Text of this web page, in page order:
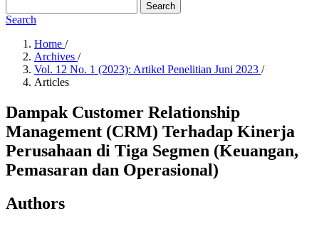
Search
Search
Home /
Archives /
Vol. 12 No. 1 (2023): Artikel Penelitian Juni 2023 /
Articles
Dampak Customer Relationship
Management (CRM) Terhadap Kinerja
Perusahaan di Tiga Segmen (Keuangan,
Pemasaran dan Operasional)
Authors